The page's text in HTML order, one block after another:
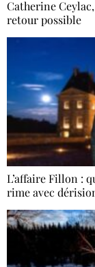
Catherine
retour possible
L’affaire Fillon :
rime avec